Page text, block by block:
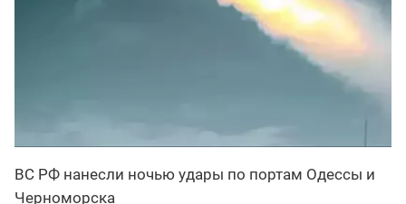
ВС РФ нанесли ночью удары по портам Одессы и
Черноморска